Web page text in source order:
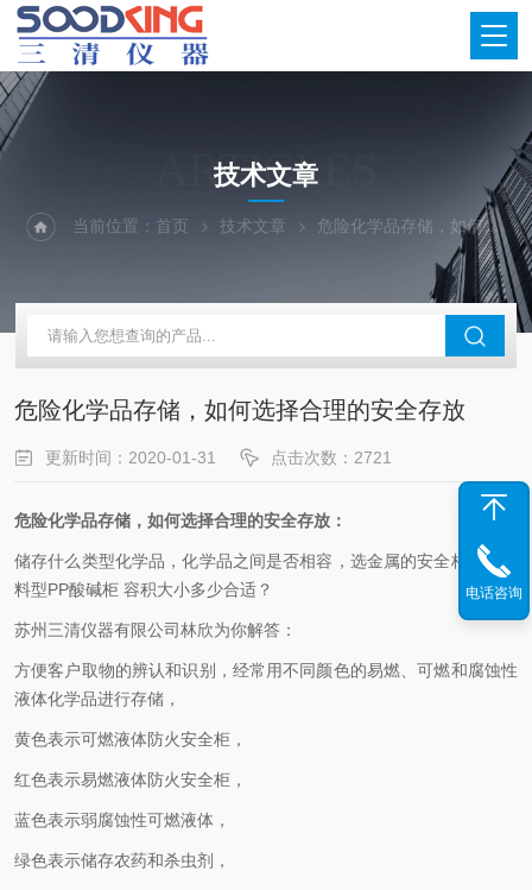
ARTICLES
技术文章
当前位置：首页 技术文章 危险化学品存储，如何选择合理的安全存放
危险化学品存储，如何选择合理的安全存放
更新时间：2020-01-31 点击次数：2721
危险化学品存储，如何选择合理的安全存放：
储存什么类型化学品，化学品之间是否相容，选金属的安全柜还是塑
料型PP酸碱柜 容积大小多少合适？
苏州三清仪器有限公司林欣为你解答：
方便客户取物的辨认和识别，经常用不同颜色的易燃、可燃和腐蚀性
液体化学品进行存储，
黄色表示可燃液体防火安全柜，
红色表示易燃液体防火安全柜，
蓝色表示弱腐蚀性可燃液体，
绿色表示储存农药和杀虫剂，
电话咨询